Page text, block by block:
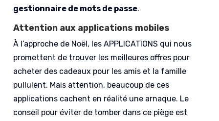
gestionnaire de mots de passe.
Attention aux applications mobiles
À l’approche de Noël, les APPLICATIONS qui nous
promettent de trouver les meilleures offres pour
acheter des cadeaux pour les amis et la famille
pullulent. Mais attention, beaucoup de ces
applications cachent en réalité une arnaque. Le
conseil pour éviter de tomber dans ce piège est